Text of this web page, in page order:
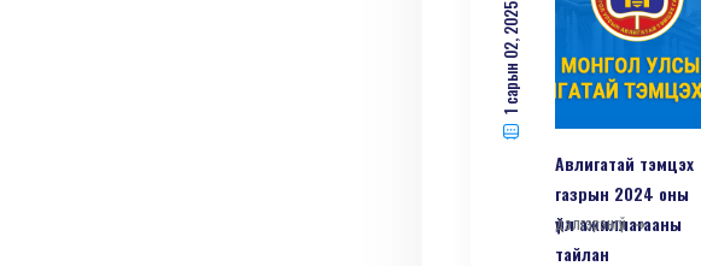
1 сарын 02, 2025
Авлигатай тэмцэх
газрын 2024 оны
үйл ажиллагааны
тайлан
дэлгэрэнгүй